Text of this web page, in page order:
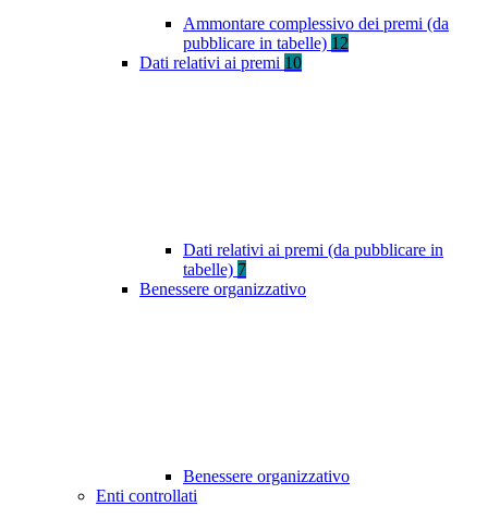
Ammontare complessivo dei premi (da
pubblicare in tabelle) 12
Dati relativi ai premi 10
Dati relativi ai premi (da pubblicare in
tabelle) 7
Benessere organizzativo
Benessere organizzativo
Enti controllati